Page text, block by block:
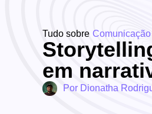
Tudo sobre Comunicação
em
Por Dionatha